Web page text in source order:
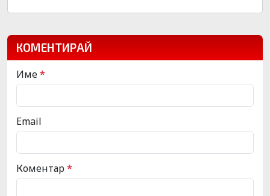
КОМЕНТИРАЙ
Име*
Email
Коментар*